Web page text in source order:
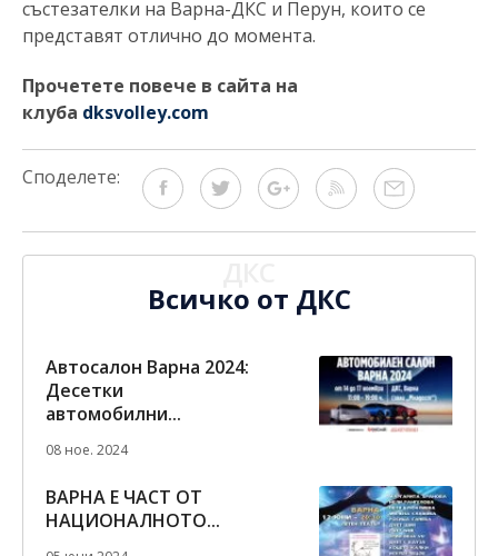
състезателки на Варна-ДКС и Перун, които се
представят отлично до момента.
Прочетете повече в сайта на
клуба dksvolley.com
Споделете:
Всичко от ДКС
Автосалон Варна 2024:
Десетки
автомобилни...
08 ное. 2024
ВАРНА Е ЧАСТ ОТ
НАЦИОНАЛНОТО...